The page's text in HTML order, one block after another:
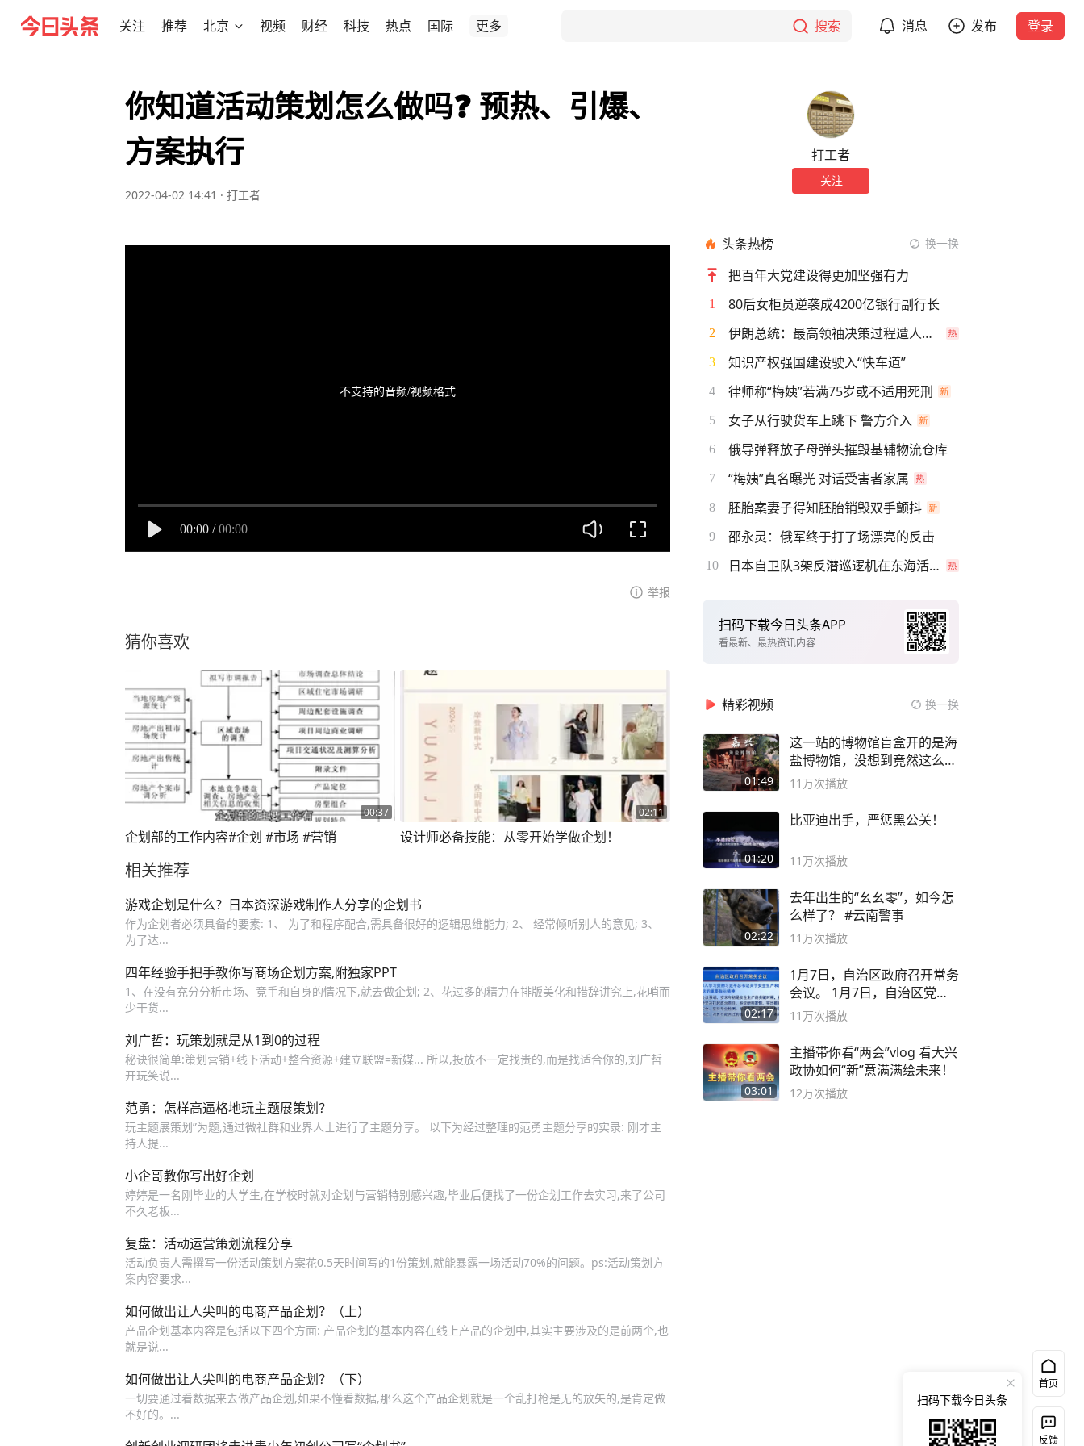
关注 推荐 北京 视频 财经 科技 热点 国际 更多 搜索 消息 发布 登录
你知道活动策划怎么做吗❓ 预热、引爆、
方案执行
2022-04-02 14:41 · 打工者
不支持的音频/视频格式
00:00 / 00:00
举报
猜你喜欢
00:37
企划部的工作内容#企划 #市场 #营销
02:11
设计师必备技能：从零开始学做企划！
相关推荐
游戏企划是什么？日本资深游戏制作人分享的企划书
作为企划者必须具备的要素: 1、 为了和程序配合,需具备很好的逻辑思维能力; 2、 经常倾听别人的意见; 3、
为了达...
四年经验手把手教你写商场企划方案,附独家PPT
1、在没有充分分析市场、竞手和自身的情况下,就去做企划; 2、花过多的精力在排版美化和措辞讲究上,花哨而
少干货...
刘广哲：玩策划就是从1到0的过程
秘诀很简单:策划营销+线下活动+整合资源+建立联盟=新媒... 所以,投放不一定找贵的,而是找适合你的,刘广哲
开玩笑说...
范勇：怎样高逼格地玩主题展策划？
玩主题展策划”为题,通过微社群和业界人士进行了主题分享。 以下为经过整理的范勇主题分享的实录: 刚才主
持人提...
小企哥教你写出好企划
婷婷是一名刚毕业的大学生,在学校时就对企划与营销特别感兴趣,毕业后便找了一份企划工作去实习,来了公司
不久老板...
复盘：活动运营策划流程分享
活动负责人需撰写一份活动策划方案花0.5天时间写的1份策划,就能暴露一场活动70%的问题。ps:活动策划方
案内容要求...
如何做出让人尖叫的电商产品企划？（上）
产品企划基本内容是包括以下四个方面: 产品企划的基本内容在线上产品的企划中,其实主要涉及的是前两个,也
就是说...
如何做出让人尖叫的电商产品企划？（下）
一切要通过看数据来去做产品企划,如果不懂看数据,那么这个产品企划就是一个乱打枪是无的放矢的,是肯定做
不好的。...
打工者
关注
头条热榜 换一换
把百年大党建设得更加坚强有力
1 80后女柜员逆袭成4200亿银行副行长
2 伊朗总统：最高领袖决策过程遭人利用
3 知识产权强国建设驶入“快车道”
4 律师称“梅姨”若满75岁或不适用死刑
5 女子从行驶货车上跳下 警方介入
6 俄导弹释放子母弹头摧毁基辅物流仓库
7 “梅姨”真名曝光 对话受害者家属
8 胚胎案妻子得知胚胎销毁双手颤抖
9 邵永灵：俄军终于打了场漂亮的反击
10 日本自卫队3架反潜巡逻机在东海活动
扫码下载今日头条APP
看最新、最热资讯内容
精彩视频 换一换
01:49
这一站的博物馆盲盒开的是海
盐博物馆，没想到竟然这么好
逛！
11万次播放
01:20
比亚迪出手，严惩黑公关！
11万次播放
02:22
去年出生的“幺幺零”，如今怎
么样了？ #云南警事
11万次播放
02:17
1月7日，自治区政府召开常务
会议。 1月7日，自治区党委
副书记
11万次播放
03:01
主播带你看“两会”vlog 看大兴
政协如何“新”意满满绘未来！
12万次播放
首页
反馈
扫码下载今日头条